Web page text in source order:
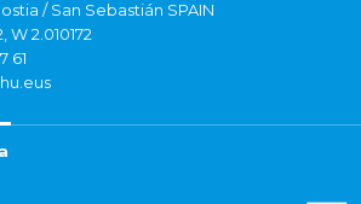
/ San Sebastián SPAIN
W 2.010172
61